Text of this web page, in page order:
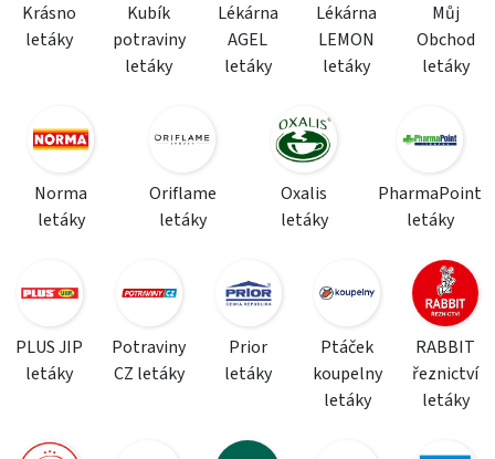
Krásno
letáky
Kubík
potraviny
letáky
Lékárna
AGEL
letáky
Lékárna
LEMON
letáky
Můj
Obchod
letáky
Norma
letáky
Oriflame
letáky
Oxalis
letáky
PharmaPoint
letáky
PLUS JIP
letáky
Potraviny
CZ letáky
Prior
letáky
Ptáček
koupelny
letáky
RABBIT
řeznictví
letáky